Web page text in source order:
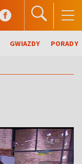
GWIAZDY PORADY